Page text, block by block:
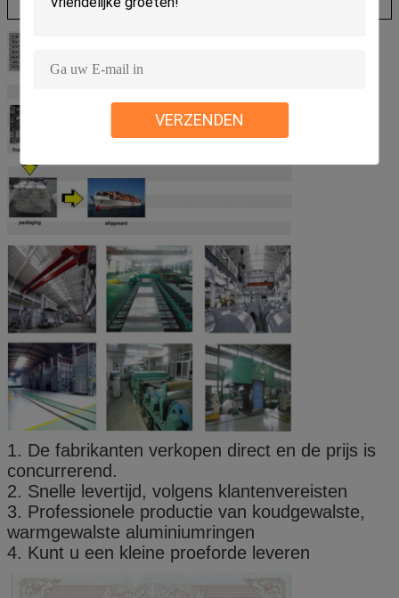
VERZENDEN
1. De fabrikanten verkopen direct en de prijs is
concurrerend.
2. Snelle levertijd, volgens klantenvereisten
3. Professionele productie van koudgewalste,
warmgewalste aluminiumringen
4. Kunt u een kleine proeforde leveren